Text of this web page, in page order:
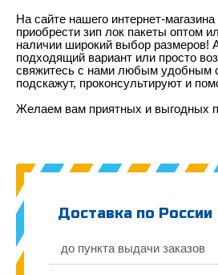
На сайте нашего интернет-
приобрести зип лок пакеты оптом
наличии широкий выбор размеров!
подходящий вариант или просто
свяжитесь с нами любым удобным
подскажут, проконсультируют и
Желаем вам приятных и выгодных
Доставка по России
до пункта выдачи заказов